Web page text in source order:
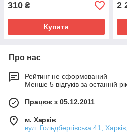
310 ₴
Купити
2
Про нас
Рейтинг не сформований
Менше 5 відгуків за останній рік
Працює з 05.12.2011
м. Харків
вул. Гольдбергівська 41,